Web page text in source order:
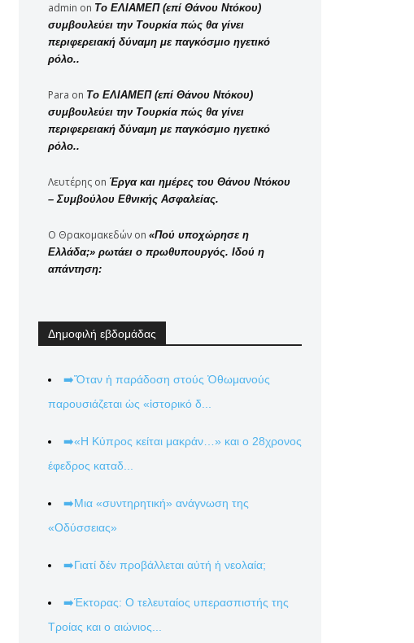
admin on Το ΕΛΙΑΜΕΠ (επί Θάνου Ντόκου)
συμβουλεύει την Τουρκία πώς θα γίνει
περιφερειακή δύναμη με παγκόσμιο ηγετικό
ρόλο..
Para on Το ΕΛΙΑΜΕΠ (επί Θάνου Ντόκου)
συμβουλεύει την Τουρκία πώς θα γίνει
περιφερειακή δύναμη με παγκόσμιο ηγετικό
ρόλο..
Λευτέρης on Έργα και ημέρες του Θάνου Ντόκου
– Συμβούλου Εθνικής Ασφαλείας.
Ο Θρακομακεδών on «Πού υποχώρησε η
Ελλάδα;» ρωτάει ο πρωθυπουργός. Ιδού η
απάντηση:
Δημοφιλή εβδομάδας
➡️Ὅταν ἡ παράδοση στούς Ὀθωμανούς
παρουσιάζεται ὡς «ἱστορικό δ...
➡️«Η Κύπρος κείται μακράν…» και ο 28χρονος
έφεδρος καταδ...
➡️Μια «συντηρητική» ανάγνωση της
«Οδύσσειας»
➡️Γιατί δέν προβάλλεται αὐτή ἡ νεολαία;
➡️Έκτορας: Ο τελευταίος υπερασπιστής της
Τροίας και ο αιώνιος...